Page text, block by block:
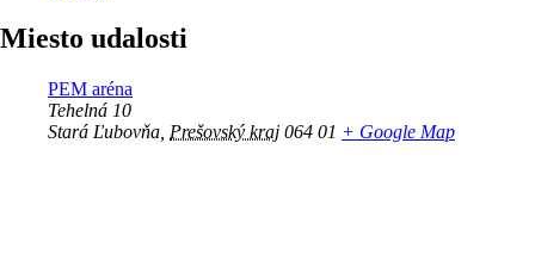
Miesto udalosti
PEM aréna
Tehelná 10
Stará Ľubovňa Prešovský kraj 064 01 + Google Map